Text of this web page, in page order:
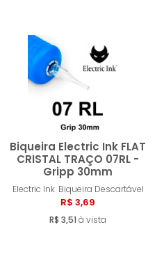
Biqueira Electric Ink FLAT
CRISTAL TRAÇO 07RL -
Gripp 30mm
Electric Ink Biqueira Descartável
R$ 3,69
R$ 3,51 à vista
Comprar